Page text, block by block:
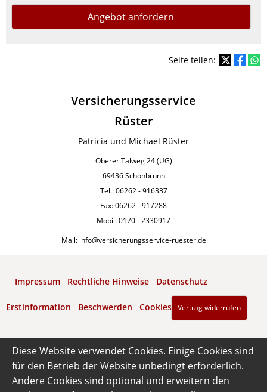
Angebot anfordern
Seite teilen:
Versicherungsservice
Rüster
Patricia und Michael Rüster
Oberer Talweg 24 (UG)
69436 Schönbrunn
Tel.: 06262 - 916337
Fax: 06262 - 917288
Mobil: 0170 - 2330917
Mail: info@versicherungsservice-ruester.de
Impressum Rechtliche Hinweise Datenschutz
Erstinformation Beschwerden Cookies Vertrag widerrufen
Diese Website verwendet Cookies. Einige Cookies sind
für den Betrieb der Website unbedingt erforderlich.
Andere Cookies sind optional und erweitern den